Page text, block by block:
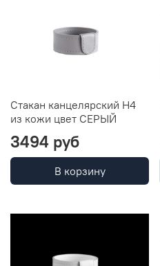
Стакан канцелярский Н4
из кожи цвет СЕРЫЙ
3494 руб
В корзину